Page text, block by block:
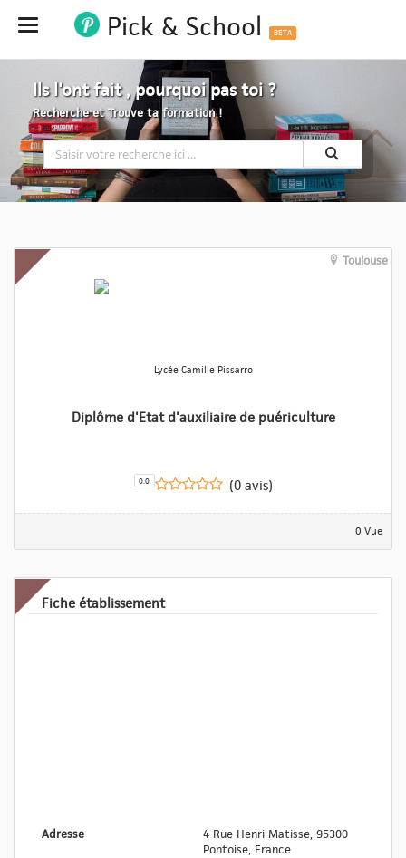
Hide Pick & School BETA
Ils l'ont fait , pourquoi pas toi ?
Recherche et Trouve ta formation !
Toulouse
Lycée Camille Pissarro
Diplôme d'Etat d'auxiliaire de puériculture
0.0 (0 avis)
0 Vue
Fiche établissement
Adresse
4 Rue Henri Matisse, 95300
Pontoise, France